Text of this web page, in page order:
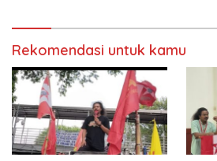
Rekomendasi untuk kamu